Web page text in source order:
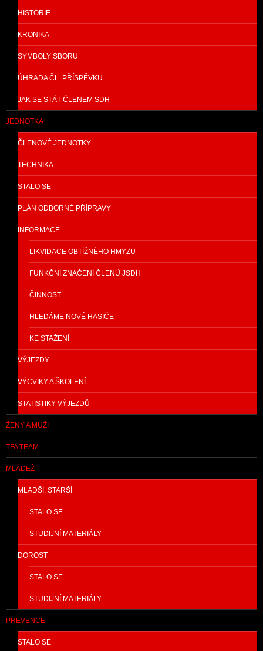
HISTORIE
KRONIKA
SYMBOLY SBORU
ÚHRADA ČL. PŘÍSPĚVKU
JAK SE STÁT ČLENEM SDH
JEDNOTKA
ČLENOVÉ JEDNOTKY
TECHNIKA
STALO SE
PLÁN ODBORNÉ PŘÍPRAVY
INFORMACE
LIKVIDACE OBTÍŽNÉHO HMYZU
FUNKČNÍ ZNAČENÍ ČLENŮ JSDH
ČINNOST
HLEDÁME NOVÉ HASIČE
KE STAŽENÍ
VÝJEZDY
VÝCVIKY A ŠKOLENÍ
STATISTIKY VÝJEZDŮ
ŽENY A MUŽI
TFA TEAM
MLÁDEŽ
MLADŠÍ, STARŠÍ
STALO SE
STUDIJNÍ MATERIÁLY
DOROST
STALO SE
STUDIJNÍ MATERIÁLY
PREVENCE
STALO SE